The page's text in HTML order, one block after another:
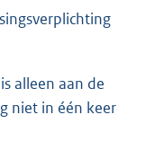
alleen aan de
niet in één keer